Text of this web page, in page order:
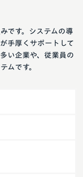
です。システムの導
手厚くサポートして
い企業や、従業員の
ムです。